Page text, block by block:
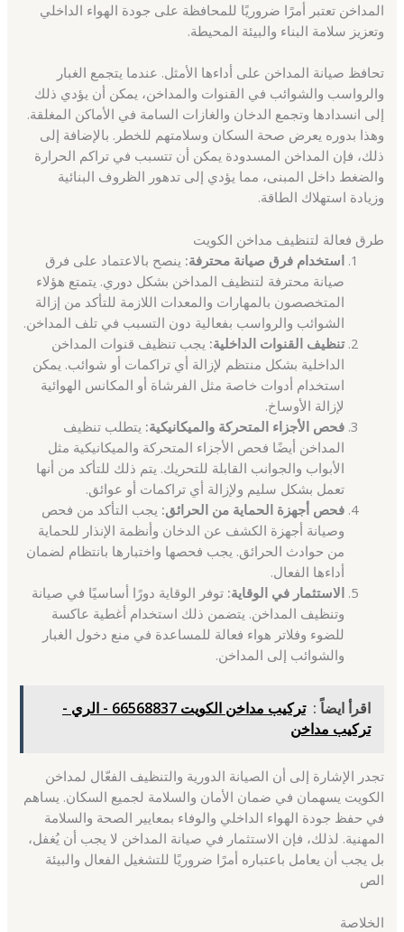
المداخن تعتبر أمرًا ضروريًا للمحافظة على جودة الهواء الداخلي
وتعزيز سلامة البناء والبيئة المحيطة.
تحافظ صيانة المداخن على أداءها الأمثل. عندما يتجمع الغبار
والرواسب والشوائب في القنوات والمداخن، يمكن أن يؤدي ذلك
إلى انسدادها وتجمع الدخان والغازات السامة في الأماكن المغلقة.
وهذا بدوره يعرض صحة السكان وسلامتهم للخطر. بالإضافة إلى
ذلك، فإن المداخن المسدودة يمكن أن تتسبب في تراكم الحرارة
والضغط داخل المبنى، مما يؤدي إلى تدهور الظروف البنائية
وزيادة استهلاك الطاقة.
طرق فعالة لتنظيف مداخن الكويت
استخدام فرق صيانة محترفة: ينصح بالاعتماد على فرق
صيانة محترفة لتنظيف المداخن بشكل دوري. يتمتع هؤلاء
المتخصصون بالمهارات والمعدات اللازمة للتأكد من إزالة
الشوائب والرواسب بفعالية دون التسبب في تلف المداخن.
تنظيف القنوات الداخلية: يجب تنظيف قنوات المداخن
الداخلية بشكل منتظم لإزالة أي تراكمات أو شوائب. يمكن
استخدام أدوات خاصة مثل الفرشاة أو المكانس الهوائية
لإزالة الأوساخ.
فحص الأجزاء المتحركة والميكانيكية: يتطلب تنظيف
المداخن أيضًا فحص الأجزاء المتحركة والميكانيكية مثل
الأبواب والجوانب القابلة للتحريك. يتم ذلك للتأكد من أنها
تعمل بشكل سليم ولإزالة أي تراكمات أو عوائق.
فحص أجهزة الحماية من الحرائق: يجب التأكد من فحص
وصيانة أجهزة الكشف عن الدخان وأنظمة الإنذار للحماية
من حوادث الحرائق. يجب فحصها واختبارها بانتظام لضمان
أداءها الفعال.
الاستثمار في الوقاية: توفر الوقاية دورًا أساسيًا في صيانة
وتنظيف المداخن. يتضمن ذلك استخدام أغطية عاكسة
للضوء وفلاتر هواء فعالة للمساعدة في منع دخول الغبار
والشوائب إلى المداخن.
اقرأ ايضاً :
تركيب مداخن الكويت 66568837 - الري -
تركيب مداخن
تجدر الإشارة إلى أن الصيانة الدورية والتنظيف الفعّال لمداخن
الكويت يسهمان في ضمان الأمان والسلامة لجميع السكان. يساهم
في حفظ جودة الهواء الداخلي والوفاء بمعايير الصحة والسلامة
المهنية. لذلك، فإن الاستثمار في صيانة المداخن لا يجب أن يُغفل،
بل يجب أن يعامل باعتباره أمرًا ضروريًا للتشغيل الفعال والبيئة
الص
الخلاصة